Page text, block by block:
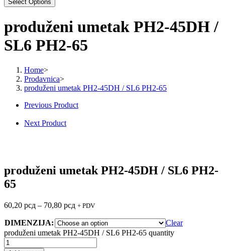
Select Options
produženi umetak PH2-45DH /
SL6 PH2-65
Home>
Prodavnica>
produženi umetak PH2-45DH / SL6 PH2-65
Previous Product
Next Product
produženi umetak PH2-45DH / SL6 PH2-
65
60,20 рсд – 70,80 рсд + PDV
DIMENZIJA:
Clear
produženi umetak PH2-45DH / SL6 PH2-65 quantity